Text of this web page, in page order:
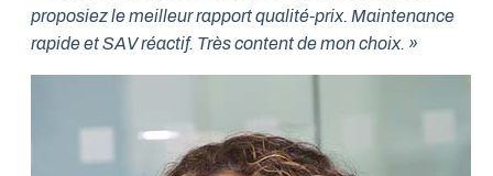
proposiez le meilleur rapport qualité-prix. Maintenance
rapide et SAV réactif. Très content de mon choix. »